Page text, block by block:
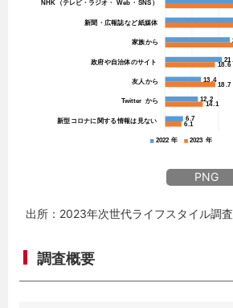
PNG
出所：2023年次世代ライフスタイル調査
調査概要